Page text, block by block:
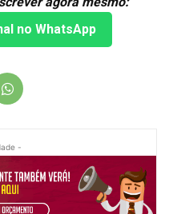
no WhatsApp
-